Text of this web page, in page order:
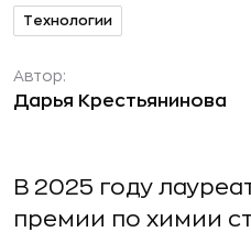
Технологии
Автор:
Дарья Крестьянинова
В 2025 году
премии по химии